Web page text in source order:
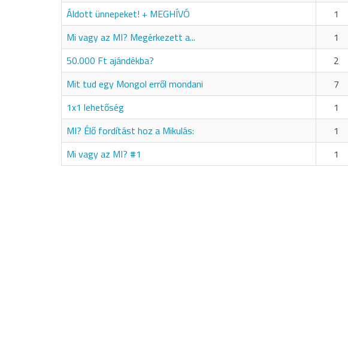
Áldott ünnepeket! + MEGHÍVÓ
1
Mi vagy az MI? Megérkezett a...
1
50.000 Ft ajándékba?
2
Mit tud egy Mongol erről mondani
7
1x1 lehetőség
1
MI? Élő fordítást hoz a Mikulás:
1
Mi vagy az MI? #1
1